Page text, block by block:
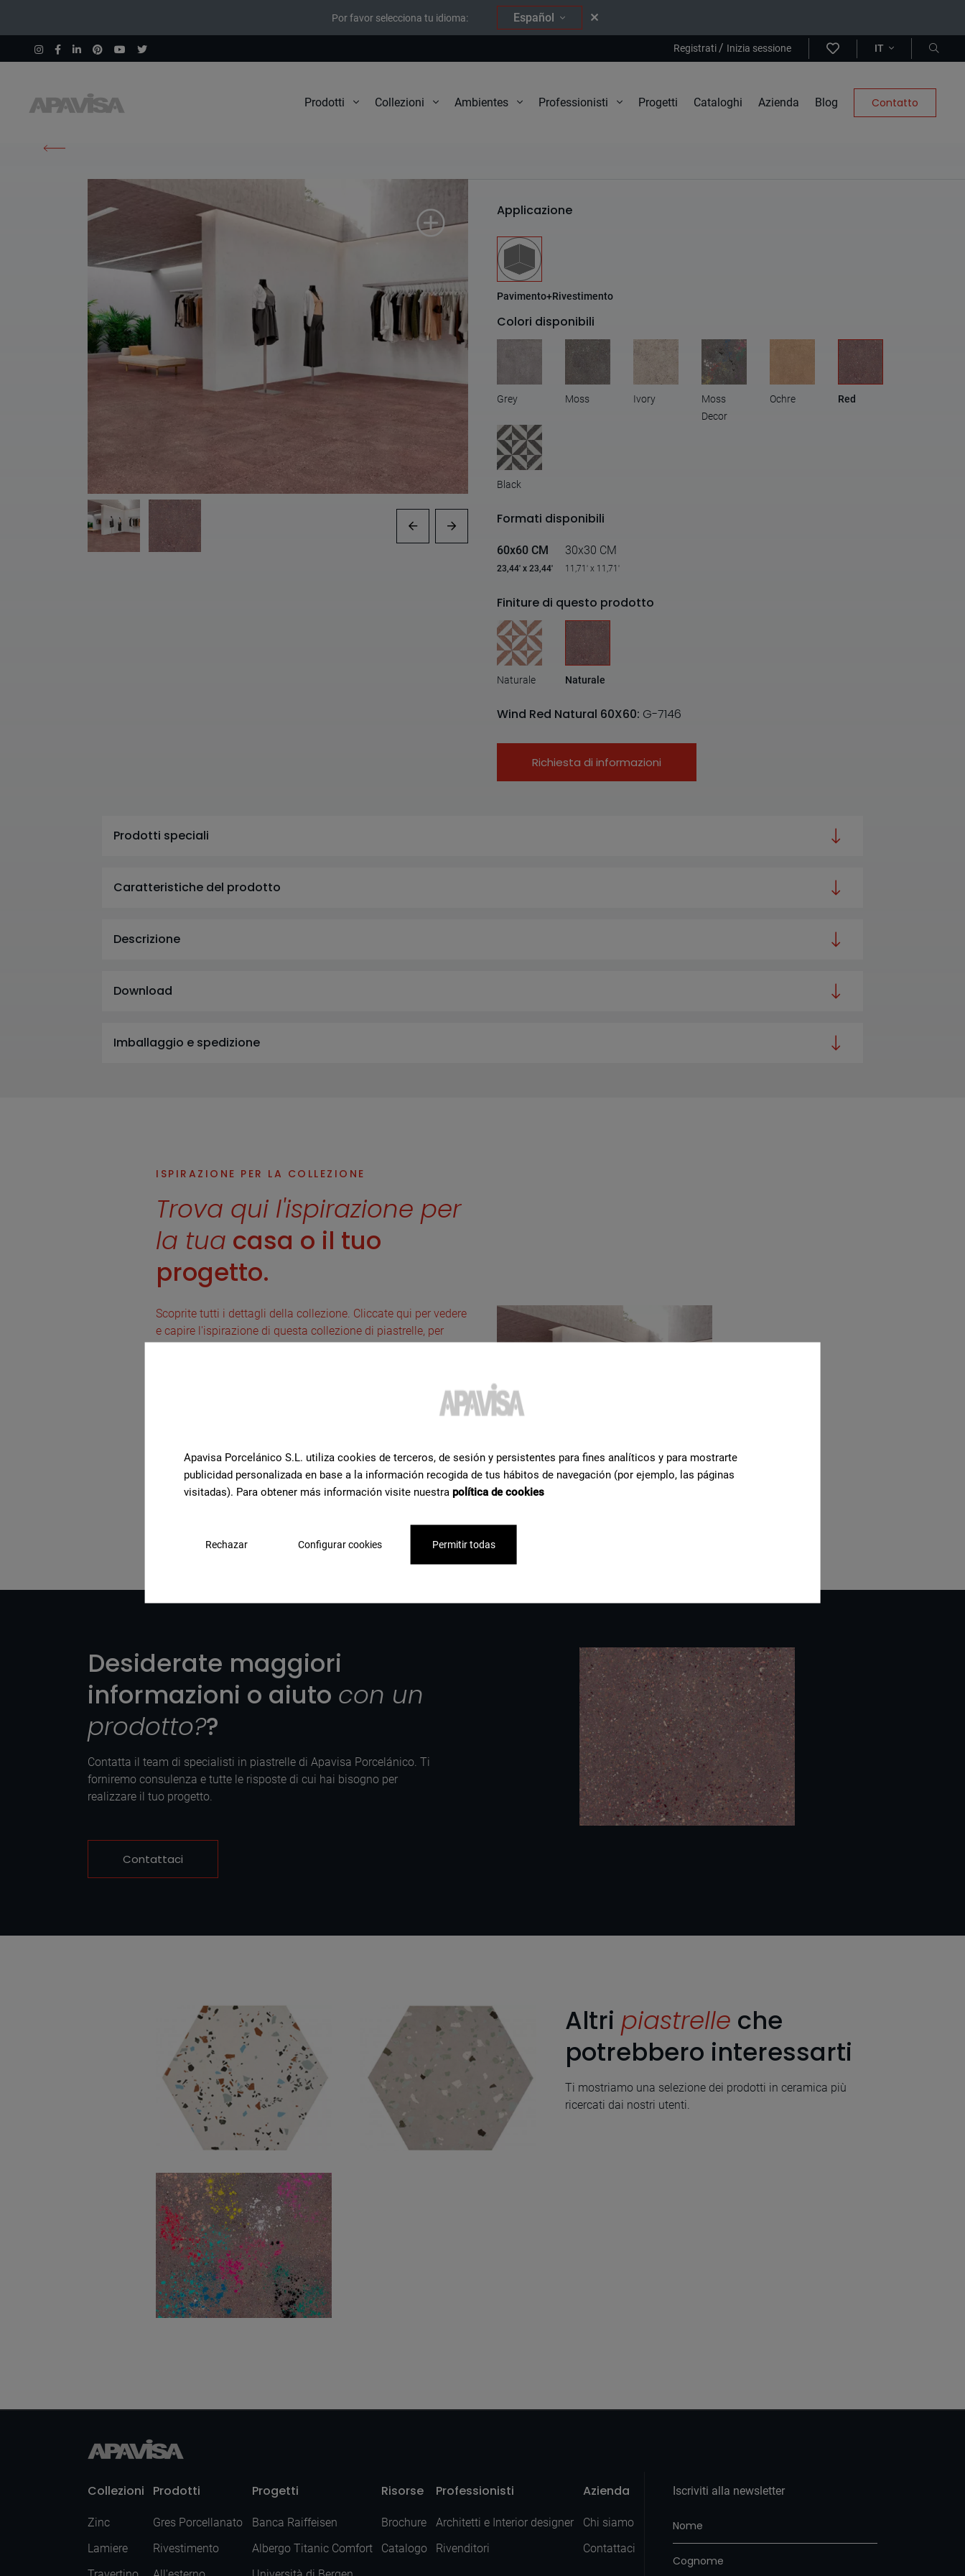
Por favor selecciona tu idioma: Español
Registrati/ Inizia sessione IT
Prodotti Collezioni Ambientes Professionisti Progetti Cataloghi Azienda Blog Contatto
Applicazione
Pavimento+Rivestimento
Colori disponibili
Grey Moss Ivory
Moss
Decor
Ochre Red
Black
Formati disponibili
60x60 CM
23,44' x 23,44'
30x30 CM
11,71' x 11,71'
Finiture di questo prodotto
Naturale Naturale
Wind Red Natural 60X60: G-7146
Richiesta di informazioni
Prodotti speciali
Caratteristiche del prodotto
Descrizione
Download
Imballaggio e spedizione
ISPIRAZIONE PER LA COLLEZIONE
Trova qui l'ispirazione per
la tua casa o il tuo
progetto.
Scoprite tutti i dettagli della collezione. Cliccate qui per vedere
e capire l'ispirazione di questa collezione di piastrelle, per
Visualizza la collezione completa
Desiderate maggiori
informazioni o aiuto con un
prodotto??
Contatta il team di specialisti in piastrelle di Apavisa Porcelánico. Ti
forniremo consulenza e tutte le risposte di cui hai bisogno per
realizzare il tuo progetto.
Contattaci
South White Natural
Hexagon Hex 25X30
Altri piastrelle che
potrebbero interessarti
Ti mostriamo una selezione dei prodotti in ceramica più
ricercati dai nostri utenti.
Collezioni
Zinc
Lamiere
Prodotti
Gres Porcellanato
Rivestimento
Progetti
Banca Raiffeisen
Albergo Titanic Comfort
Risorse
Brochure
Catalogo
Professionisti
Architetti e Interior designer
Rivenditori
Azienda
Chi siamo
Contattaci
Iscriviti alla newsletter
Apavisa Porcelánico S.L. utiliza cookies de terceros, de sesión y persistentes para fines analíticos y para mostrarte
publicidad personalizada en base a la información recogida de tus hábitos de navegación (por ejemplo, las páginas
visitadas). Para obtener más información visite nuestra política de cookies
Rechazar Configurar cookies Permitir todas